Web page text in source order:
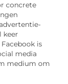
concrete
keer
is
media
medium om